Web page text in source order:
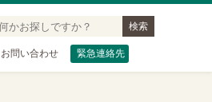
お問い合わせ 緊急連絡先